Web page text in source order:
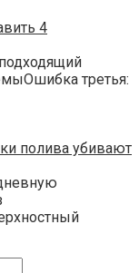
4
третья:
полива убивают